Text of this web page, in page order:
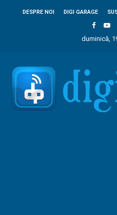
DESPRE NOI DIGI GARAGE
duminică,